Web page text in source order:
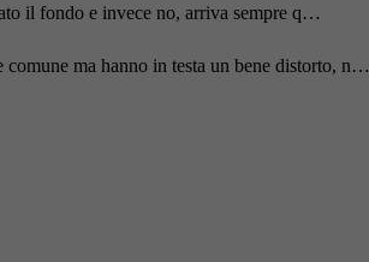
il fondo e invece no, arriva sempre q…
comune ma hanno in testa un bene distorto, n…